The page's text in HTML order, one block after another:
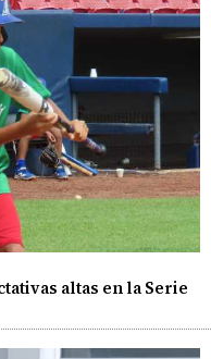
altas en la Serie